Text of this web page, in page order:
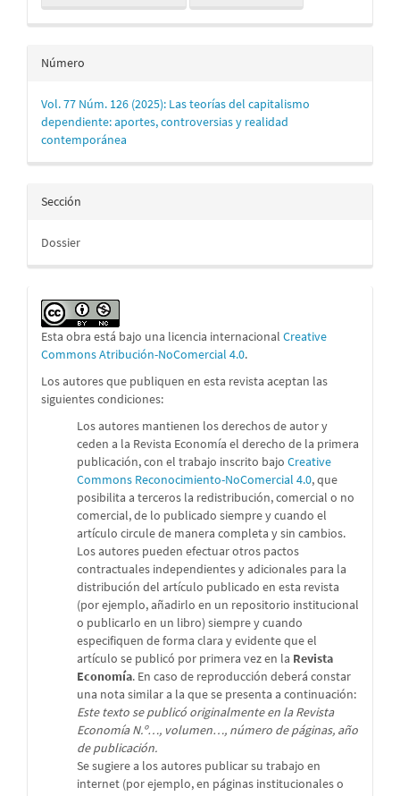
Número
Vol. 77 Núm. 126 (2025): Las teorías del capitalismo
dependiente: aportes, controversias y realidad
contemporánea
Sección
Dossier
Esta obra está bajo una licencia internacional Creative
Commons Atribución-NoComercial 4.0.
Los autores que publiquen en esta revista aceptan las
siguientes condiciones:
Los autores mantienen los derechos de autor y
ceden a la Revista Economía el derecho de la primera
publicación, con el trabajo inscrito bajo Creative
Commons Reconocimiento-NoComercial 4.0, que
posibilita a terceros la redistribución, comercial o no
comercial, de lo publicado siempre y cuando el
artículo circule de manera completa y sin cambios.
Los autores pueden efectuar otros pactos
contractuales independientes y adicionales para la
distribución del artículo publicado en esta revista
(por ejemplo, añadirlo en un repositorio institucional
o publicarlo en un libro) siempre y cuando
especifiquen de forma clara y evidente que el
artículo se publicó por primera vez en la Revista
Economía. En caso de reproducción deberá constar
una nota similar a la que se presenta a continuación:
Este texto se publicó originalmente en la Revista
Economía N.º…, volumen…, número de páginas, año
de publicación.
Se sugiere a los autores publicar su trabajo en
internet (por ejemplo, en páginas institucionales o